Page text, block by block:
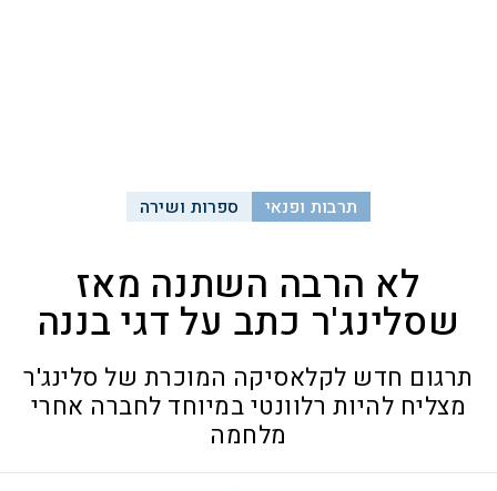
תרבות ופנאי ספרות ושירה
לא הרבה השתנה מאז
שסלינג'ר כתב על דגי בננה
תרגום חדש לקלאסיקה המוכרת של סלינג'ר
מצליח להיות רלוונטי במיוחד לחברה אחרי
מלחמה